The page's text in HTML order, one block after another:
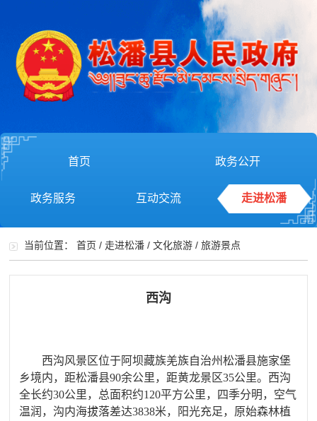
首页 政务公开
政务服务 互动交流 走进松潘
当前位置：首页 /走进松潘 /文化旅游 /旅游景点
西沟
西沟风景区位于阿坝藏族羌族自治州松潘县施家堡
乡境内，距松潘县90余公里，距黄龙景区35公里。西沟
全长约30公里，总面积约120平方公里，四季分明，空气
温润，沟内海拔落差达3838米，阳光充足，原始森林植